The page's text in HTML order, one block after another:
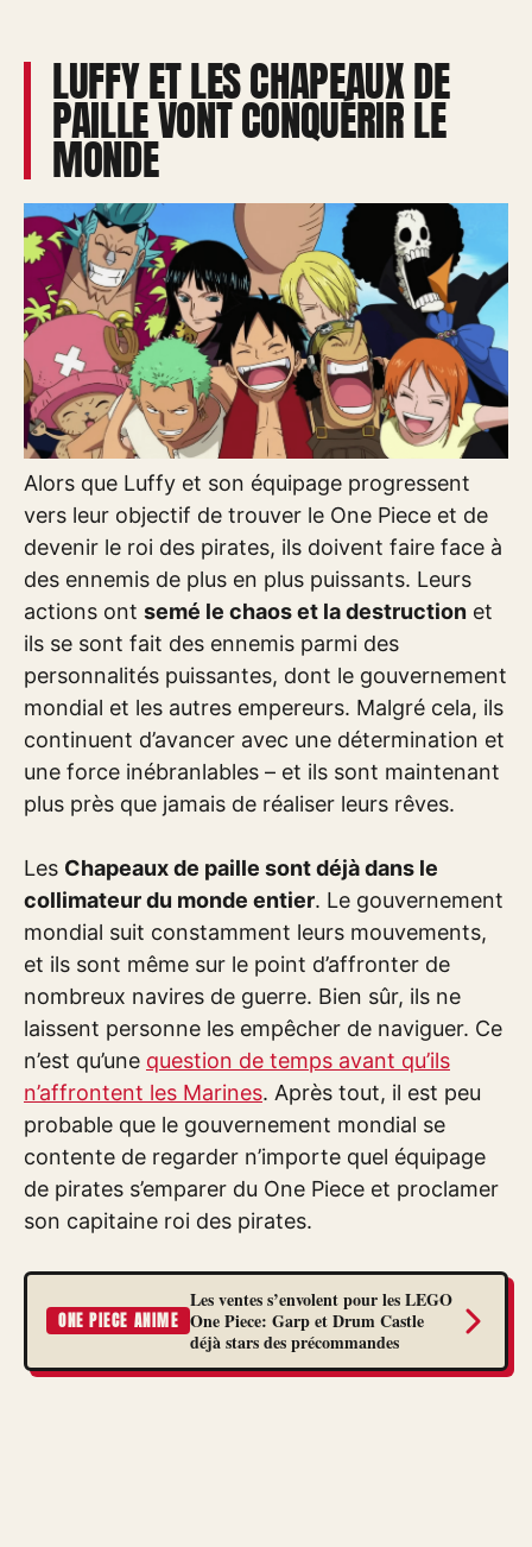
LUFFY ET LES CHAPEAUX DE
PAILLE VONT CONQUÉRIR LE
MONDE
Alors que Luffy et son équipage progressent
vers leur objectif de trouver le One Piece et de
devenir le roi des pirates, ils doivent faire face à
des ennemis de plus en plus puissants. Leurs
actions ont semé le chaos et la destruction et
ils se sont fait des ennemis parmi des
personnalités puissantes, dont le gouvernement
mondial et les autres empereurs. Malgré cela, ils
continuent d’avancer avec une détermination et
une force inébranlables – et ils sont maintenant
plus près que jamais de réaliser leurs rêves.
Les Chapeaux de paille sont déjà dans le
collimateur du monde entier. Le gouvernement
mondial suit constamment leurs mouvements,
et ils sont même sur le point d’affronter de
nombreux navires de guerre. Bien sûr, ils ne
laissent personne les empêcher de naviguer. Ce
n’est qu’une question de temps avant qu’ils
n’affrontent les Marines. Après tout, il est peu
probable que le gouvernement mondial se
contente de regarder n’importe quel équipage
de pirates s’emparer du One Piece et proclamer
son capitaine roi des pirates.
ONE PIECE ANIME
Les ventes s’envolent pour les LEGO
One Piece: Garp et Drum Castle
déjà stars des précommandes